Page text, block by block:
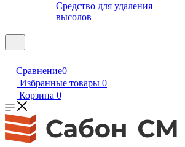
Средство для удаления
высолов
Сравнение0
Избранные товары 0
Корзина 0